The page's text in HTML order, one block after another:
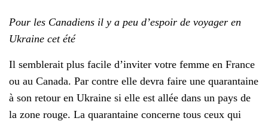
Pour les Canadiens il y a peu d’espoir de voyager en
Ukraine cet été
Il semblerait plus facile d’inviter votre femme en France
ou au Canada. Par contre elle devra faire une quarantaine
à son retour en Ukraine si elle est allée dans un pays de
la zone rouge. La quarantaine concerne tous ceux qui